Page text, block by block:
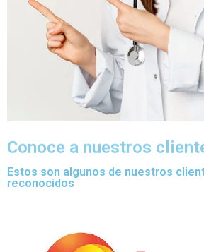
Conoce a nuestros
Estos son algunos de nuestros
reconocidos